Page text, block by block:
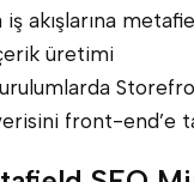
iş akışlarına
üretimi
front-end’e